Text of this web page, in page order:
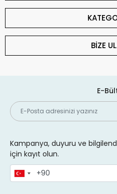
BİZE
E-
Kampanya, duyuru ve
için kayıt olun.